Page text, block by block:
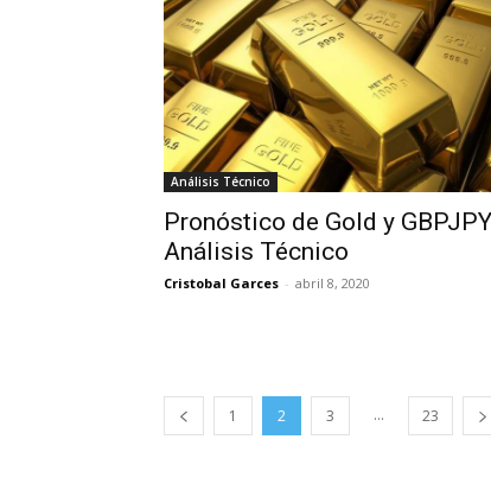
Análisis Técnico
Pronóstico de Gold y
Análisis Técnico
Cristobal Garces - abril 8, 2020
1 2 3 ... 23